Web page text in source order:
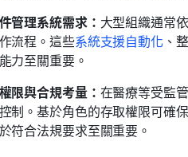
管理系統需求： 大型組織通常
流程。這些系統支援自動化 、
力至關重要。
限與合規考量： 在醫療等受監
制。基於角色的存取權限可確
符合法規要求至關重要。